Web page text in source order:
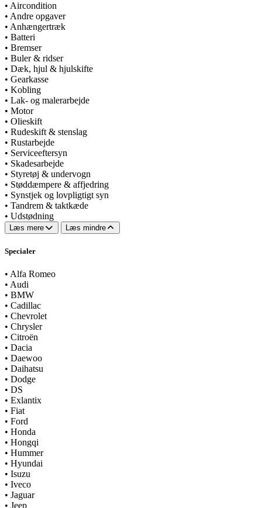
• Aircondition
• Andre opgaver
• Anhængertræk
• Batteri
• Bremser
• Buler & ridser
• Dæk, hjul & hjulskifte
• Gearkasse
• Kobling
• Lak- og malerarbejde
• Motor
• Olieskift
• Rudeskift & stenslag
• Rustarbejde
• Serviceeftersyn
• Skadesarbejde
• Styretøj & undervogn
• Støddæmpere & affjedring
• Synstjek og lovpligtigt syn
• Tandrem & taktkæde
• Udstødning
Læs mere Læs mindre
Specialer
• Alfa Romeo
• Audi
• BMW
• Cadillac
• Chevrolet
• Chrysler
• Citroën
• Dacia
• Daewoo
• Daihatsu
• Dodge
• DS
• Exlantix
• Fiat
• Ford
• Honda
• Hongqi
• Hummer
• Hyundai
• Isuzu
• Iveco
• Jaguar
• Jeep